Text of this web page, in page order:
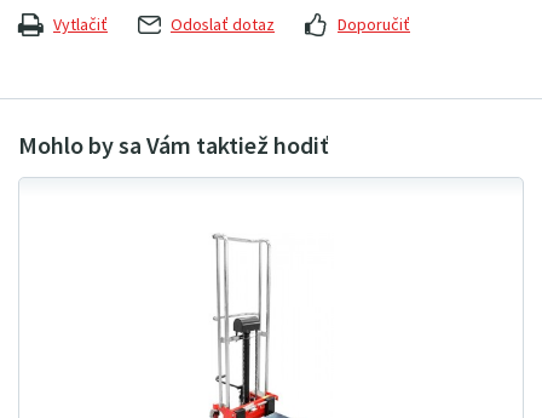
Vytlačiť Odoslať dotaz Doporučiť